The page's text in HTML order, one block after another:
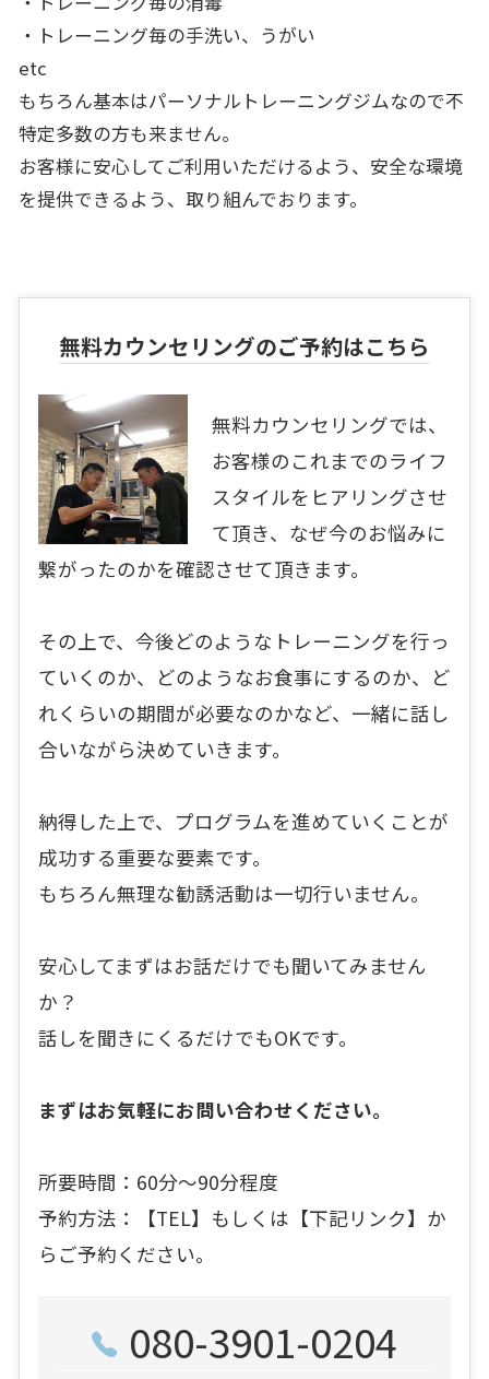
・トレーニング毎の手洗い、うがい
etc
もちろん基本はパーソナルトレーニングジムなので不
特定多数の方も来ません。
お客様に安心してご利用いただけるよう、安全な環境
を提供できるよう、取り組んでおります。
無料カウンセリングのご予約はこちら
無料カウンセリングでは、
お客様のこれまでのライフ
スタイルをヒアリングさせ
て頂き、なぜ今のお悩みに
繋がったのかを確認させて頂きます。
その上で、今後どのようなトレーニングを行っ
ていくのか、どのようなお食事にするのか、ど
れくらいの期間が必要なのかなど、一緒に話し
合いながら決めていきます。
納得した上で、プログラムを進めていくことが
成功する重要な要素です。
もちろん無理な勧誘活動は一切行いません。
安心してまずはお話だけでも聞いてみません
か？
話しを聞きにくるだけでもOKです。
まずはお気軽にお問い合わせください。
所要時間：60分〜90分程度
予約方法：【TEL】もしくは【下記リンク】か
らご予約ください。
080-3901-0204